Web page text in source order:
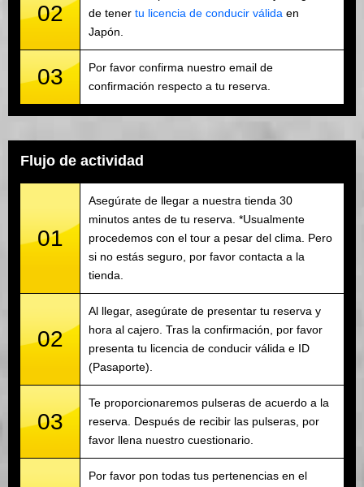
02
de tener tu licencia de conducir válida en
Japón.
03
Por favor confirma nuestro email de
confirmación respecto a tu reserva.
Flujo de actividad
01
Asegúrate de llegar a nuestra tienda 30
minutos antes de tu reserva. *Usualmente
procedemos con el tour a pesar del clima. Pero
si no estás seguro, por favor contacta a la
tienda.
02
Al llegar, asegúrate de presentar tu reserva y
hora al cajero. Tras la confirmación, por favor
presenta tu licencia de conducir válida e ID
(Pasaporte).
03
Te proporcionaremos pulseras de acuerdo a la
reserva. Después de recibir las pulseras, por
favor llena nuestro cuestionario.
Por favor pon todas tus pertenencias en el